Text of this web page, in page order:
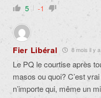
5 -1
Fier Libéral 8 mois il y a
Le PQ le courtise après
masos ou quoi? C’est
n’importe qui, même un